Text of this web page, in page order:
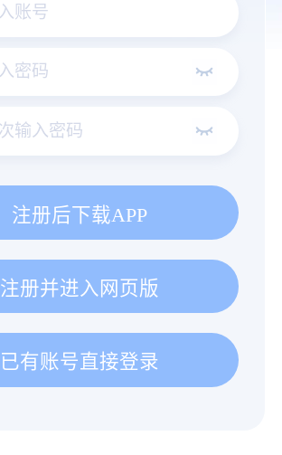
注册后下载APP
注册并进入网页版
已有账号直接登录